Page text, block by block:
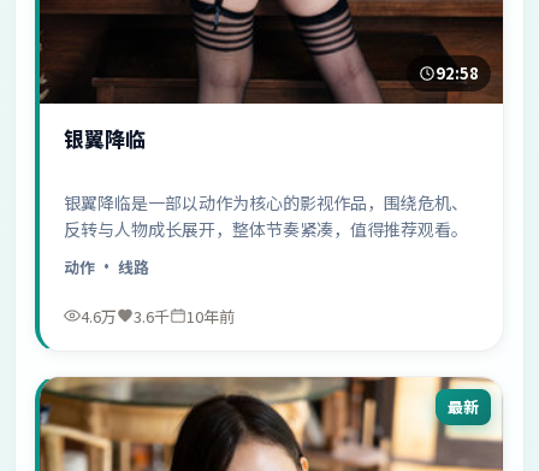
92:58
银翼降临
银翼降临是一部以动作为核心的影视作品，围绕危机、
反转与人物成长展开，整体节奏紧凑，值得推荐观看。
动作 · 线路
4.6万 3.6千 10年前
最新